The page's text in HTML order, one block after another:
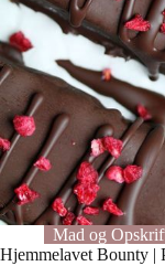
Mad og
Hjemmelavet Bounty |